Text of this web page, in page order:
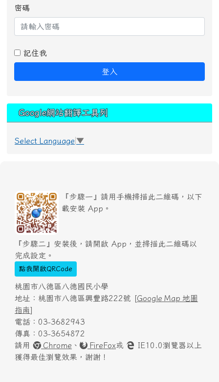
密碼
記住我
登入
Google網站翻譯工具列
Select Language ▼
『步驟一』請用手機掃描此二維碼，以下
載安裝 App。
『步驟二』安裝後，請開啟 App，並掃描此二維碼以
完成設定。
點我開啟QRCode
桃園市八德區八德國民小學
地址：桃園市八德區興豐路222號 [Google Map 地圖
指南]
電話：03-3682943
傳真：03-3654872
請用
Chrome 、 FireFox或
IE10.0瀏覽器以上
獲得最佳瀏覽效果，謝謝！